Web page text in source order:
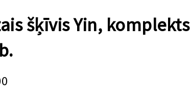
šķīvis Yin, komplekts